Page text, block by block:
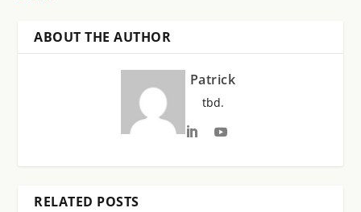
ABOUT THE AUTHOR
Patrick
tbd.
RELATED POSTS